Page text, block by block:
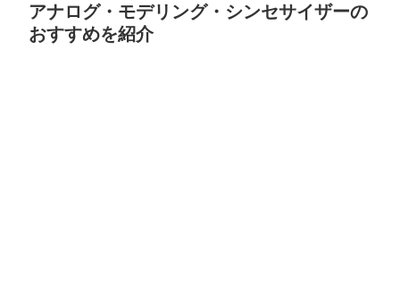
アナログ・モデリング・シンセサイザーの
おすすめを紹介